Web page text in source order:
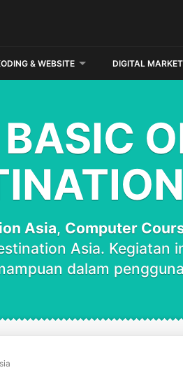
& WEBSITE DIGITAL
Asia, Computer
Asia. Kegiatan
dalam